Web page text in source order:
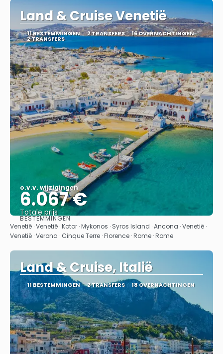
Land & Cruise Venetië
11 BESTEMMINGEN 2 TRANSFERS 16 OVERNACHTINGEN
2 TRANSFERS
o.v.v. wijzigingen
6.067 €
Totale prijs
Bekijk
BESTEMMINGEN
Venetië · Venetië · Kotor · Mykonos · Syros Island · Ancona · Venetië ·
Venetië · Verona · Cinque Terre · Florence · Rome · Rome
Land & Cruise, Italië
11 BESTEMMINGEN 2 TRANSFERS 18 OVERNACHTINGEN